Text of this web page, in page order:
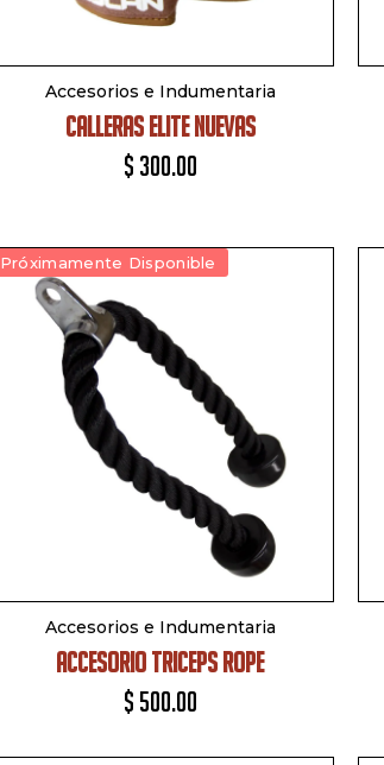
Accesorios e Indumentaria
CALLERAS ELITE NUEVAS
$ 300.00
Próximamente Disponible
Accesorios e Indumentaria
ACCESORIO TRICEPS ROPE
$ 500.00